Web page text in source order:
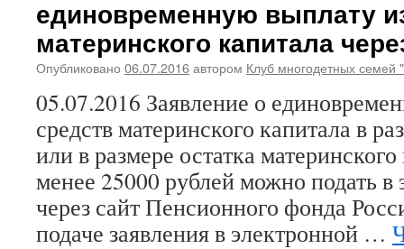
единовременную выплату
материнского капитала
Опубликовано 06.07.2016автором Клуб многодетных
05.07.2016 Заявление о
средств материнского капитала в
или в размере остатка
менее 25000 рублей можно подать в
через сайт Пенсионного фонда
подаче заявления в электронной …